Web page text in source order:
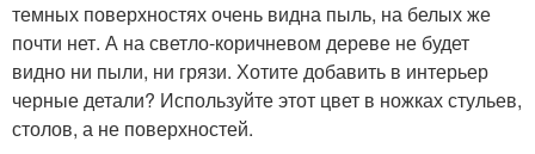
темных поверхностях очень видна пыль, на белых же
почти нет. А на светло-коричневом дереве не будет
видно ни пыли, ни грязи. Хотите добавить в интерьер
черные детали? Используйте этот цвет в ножках стульев,
столов, а не поверхностей.